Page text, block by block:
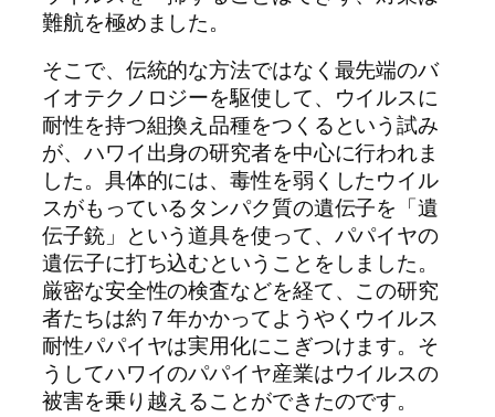
難航を極めました。
そこで、伝統的な方法ではなく最先端のバ
イオテクノロジーを駆使して、ウイルスに
耐性を持つ組換え品種をつくるという試み
が、ハワイ出身の研究者を中心に行われま
した。具体的には、毒性を弱くしたウイル
スがもっているタンパク質の遺伝子を「遺
伝子銃」という道具を使って、パパイヤの
遺伝子に打ち込むということをしました。
厳密な安全性の検査などを経て、この研究
者たちは約７年かかってようやくウイルス
耐性パパイヤは実用化にこぎつけます。そ
うしてハワイのパパイヤ産業はウイルスの
被害を乗り越えることができたのです。